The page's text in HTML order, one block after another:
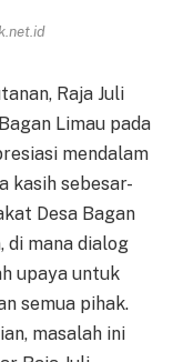
Raja Juli
Limau pada
mendalam
kasih sebesar-
Desa Bagan
di mana dialog
upaya untuk
semua pihak.
masalah ini